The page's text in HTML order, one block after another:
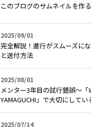
このブログのサムネイルを作る
完全解説！進行がスムーズに
と送付方法
2025/09/01
メンター3年目の試行錯誤〜「
YAMAGUCHI」で大切にしてい
2025/08/01
2025/07/14